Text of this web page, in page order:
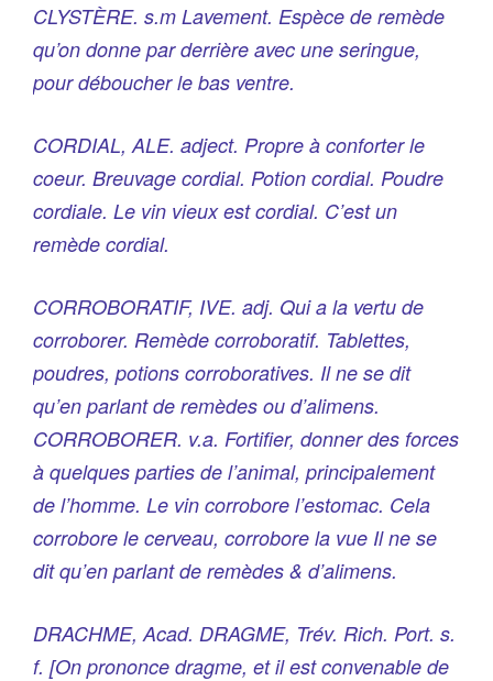
CLYSTÈRE. s.m Lavement. Espèce de remède
qu’on donne par derrière avec une seringue,
pour déboucher le bas ventre.
CORDIAL, ALE. adject. Propre à conforter le
coeur. Breuvage cordial. Potion cordial. Poudre
cordiale. Le vin vieux est cordial. C’est un
remède cordial.
CORROBORATIF, IVE. adj. Qui a la vertu de
corroborer. Remède corroboratif. Tablettes,
poudres, potions corroboratives. Il ne se dit
qu’en parlant de remèdes ou d’alimens.
CORROBORER. v.a. Fortifier, donner des forces
à quelques parties de l’animal, principalement
de l’homme. Le vin corrobore l’estomac. Cela
corrobore le cerveau, corrobore la vue Il ne se
dit qu’en parlant de remèdes & d’alimens.
DRACHME, Acad. DRAGME, Trév. Rich. Port. s.
f. [On prononce dragme, et il est convenable de